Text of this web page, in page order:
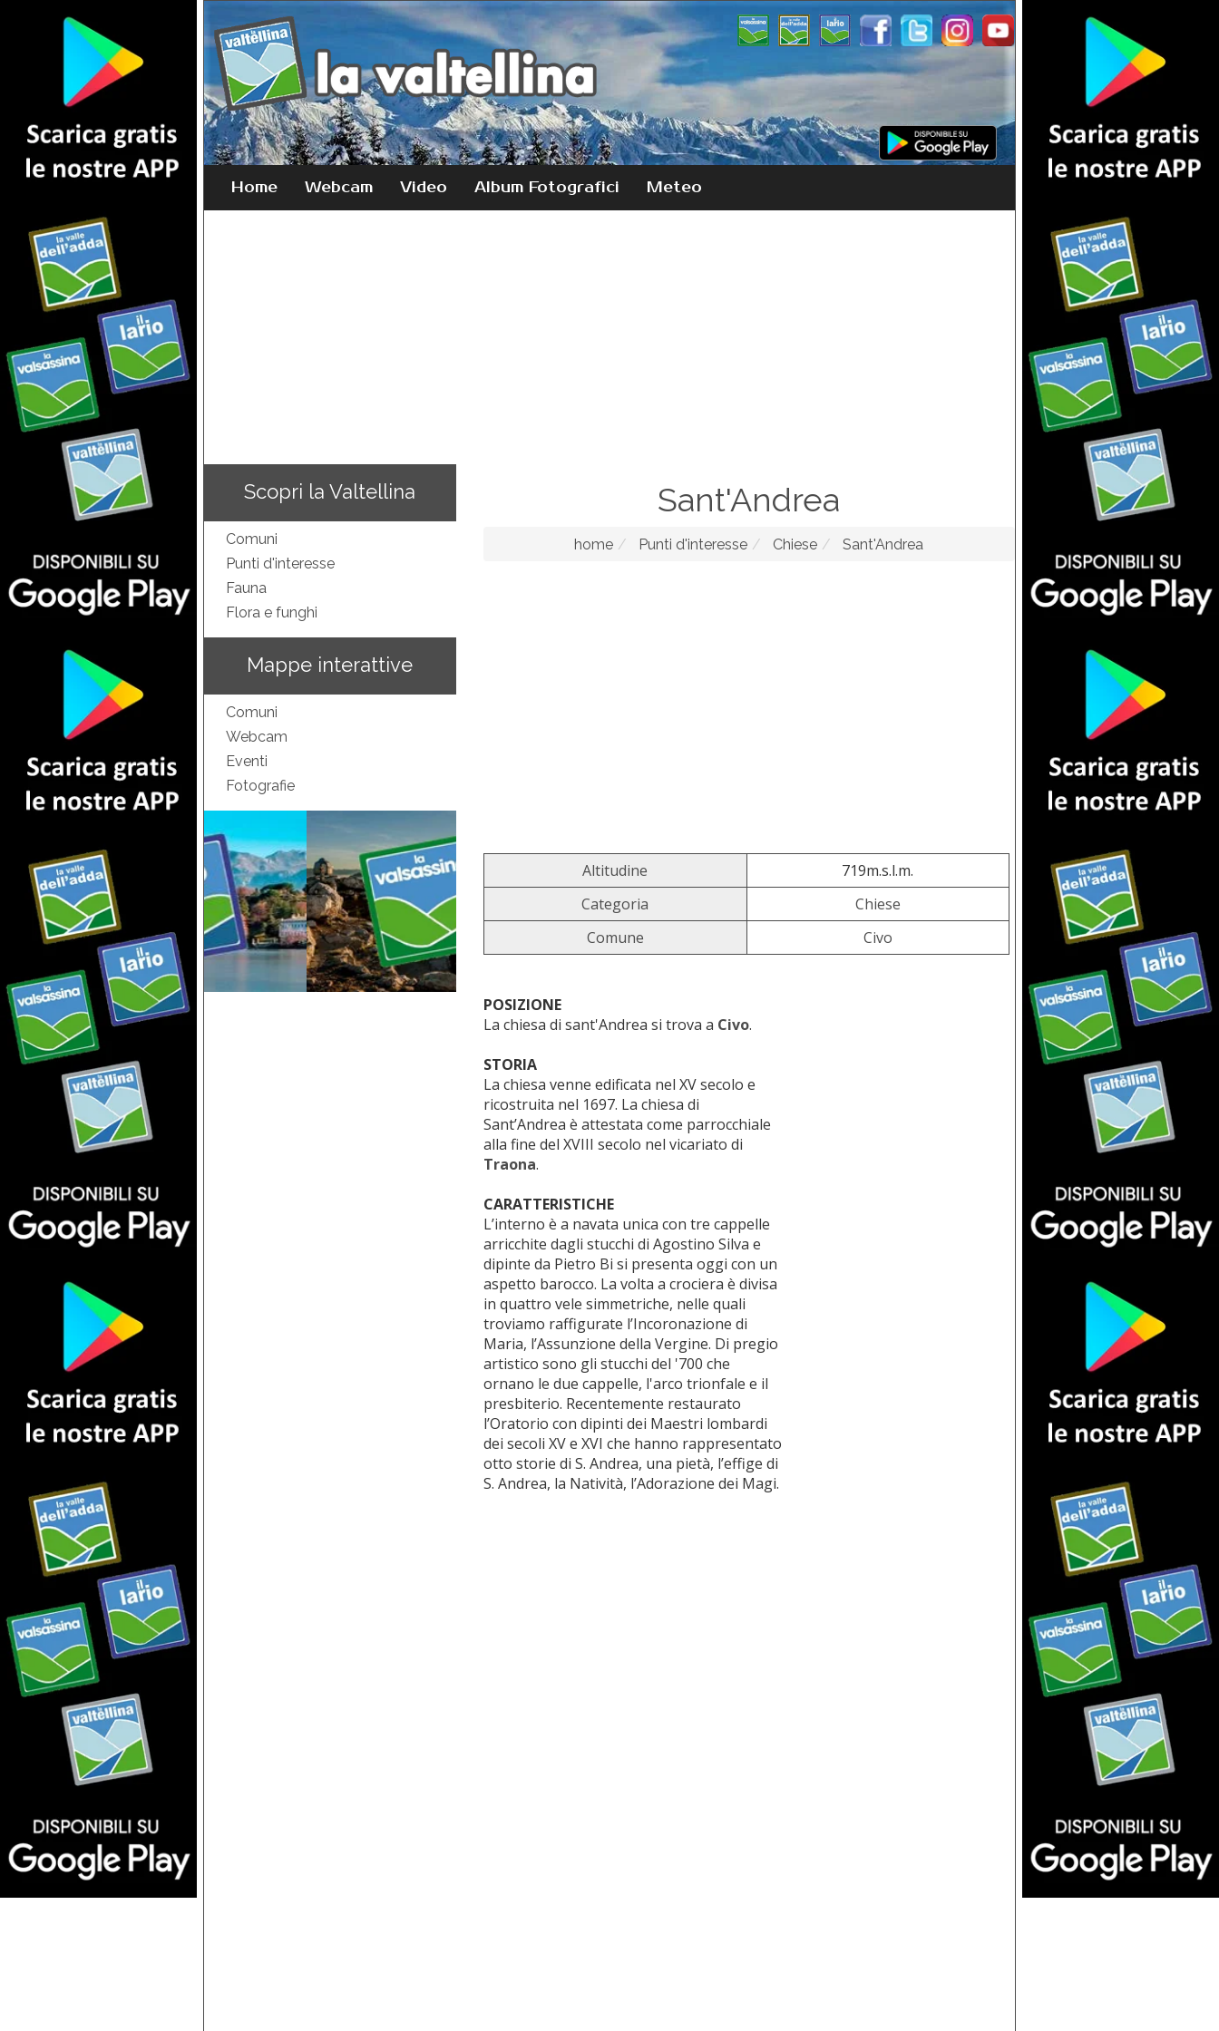
Home Webcam Video Album Fotografici Meteo
Scopri la Valtellina
Comuni
Punti d'interesse
Fauna
Flora e funghi
Mappe interattive
Comuni
Webcam
Eventi
Fotografie
Sant'Andrea
home Punti d'interesse Chiese Sant'Andrea
Altitudine
719m.s.l.m.
Categoria
Chiese
Comune
Civo
POSIZIONE
La chiesa di sant'Andrea si trova a Civo.
STORIA
La chiesa venne edificata nel XV secolo e
ricostruita nel 1697. La chiesa di
Sant’Andrea è attestata come parrocchiale
alla fine del XVIII secolo nel vicariato di
Traona.
CARATTERISTICHE
L’interno è a navata unica con tre cappelle
arricchite dagli stucchi di Agostino Silva e
dipinte da Pietro Bi si presenta oggi con un
aspetto barocco. La volta a crociera è divisa
in quattro vele simmetriche, nelle quali
troviamo raffigurate l’Incoronazione di
Maria, l’Assunzione della Vergine. Di pregio
artistico sono gli stucchi del '700 che
ornano le due cappelle, l'arco trionfale e il
presbiterio. Recentemente restaurato
l’Oratorio con dipinti dei Maestri lombardi
dei secoli XV e XVI che hanno rappresentato
otto storie di S. Andrea, una pietà, l’effige di
S. Andrea, la Natività, l’Adorazione dei Magi.